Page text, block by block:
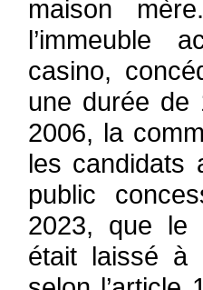
maison
l’immeuble
casino,
une durée de
2006, la
les candidats
public
2023, que le
était laissé à